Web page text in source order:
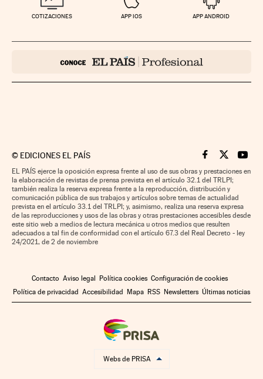
COTIZACIONES APP IOS APP ANDROID
© EDICIONES EL PAÍS Cinco Días en
Cinco Días
Cinco
EL PAÍS ejerce la oposición expresa frente al uso de sus obras y prestaciones en
la elaboración de revistas de prensa prevista en el artículo 32.1 del TRLPI;
también realiza la reserva expresa frente a la reproducción, distribución y
comunicación pública de sus trabajos y artículos sobre temas de actualidad
prevista en el artículo 33.1 del TRLPI; y, asimismo, realiza una reserva expresa
de las reproducciones y usos de las obras y otras prestaciones accesibles desde
este sitio web a medios de lectura mecánica u otros medios que resulten
adecuados a tal fin de conformidad con el artículo 67.3 del Real Decreto - ley
24/2021, de 2 de noviembre
Contacto Aviso legal Política cookies Configuración de cookies
Política de privacidad Accesibilidad Mapa RSS Newsletters Últimas noticias
Webs de PRISA